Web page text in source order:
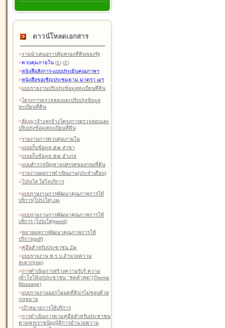
ดาวน์โหลดเอกสาร
>งานนำเสนอการคุ้มครองที่ดินของรัฐ
>ควบคุมภายใน (1) (2)
>หนังสือสังการ-แบบประเมินคุณภาพฯ
>หนังสือขอเชิญประชุมตาม มาตรา ๘ฯ
>แบบรายงานปรับปรุงข้อมูลทะเบียนที่ดิน
>โครงการตรวจสอบและปรับปรุงข้อมูล
ทะเบียนที่ดิน
>สัญญาจ้างลูกจ้างโครงการตรวจสอบและ
ปรับปรุงข้อมูลทะเบียนที่ดิน
>รายงานการควบคุมภายใน
>แบบเก็บข้อมูล ๕๗ สาขา
>แบบเก็บข้อมูล ๕๗ อำเภอ
>แบบสำรวจปัญหาอุปสรรคของกรมที่ดิน
>รายงานผลการดำเนินงาน(ประจำเดือน)
>โปร่งใส ใส่ใจบริการ
>แบบรายงานการพัฒนาคุณภาพการให้
บริการ(โปร่งใส).zip
>แบบรายงานการพัฒนาคุณภาพการให้
บริการ (โปร่งใส)(word)
>ขยายผลการพัฒนาคุณภาพการให้
บริการ(pdf)
>คู่มือสำหรับประชาชน Zip
>แบบรายงาน พ.ร.บ.อำนวยความ
สะดวก(zip)
>การดำเนินการสร้างความรับรู้ ความ
เข้าใจให้แก่ประชาชน "ชุดคำพูด"(Theme
Massage)
>แบบรายงานออกโฉนดที่ดินฯไม่ชอบด้วย
กฎหมาย
>เป้าหมายการให้บริการ
>การดำเนินการตามคู่มือสำหรับประชาชน
ตามพระราชบัญญัติการอำนวยความ